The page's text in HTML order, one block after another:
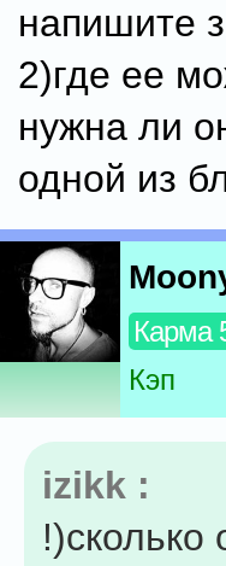
напишите
2)где ее
нужна ли
одной из
Карма
Кэп
izikk :